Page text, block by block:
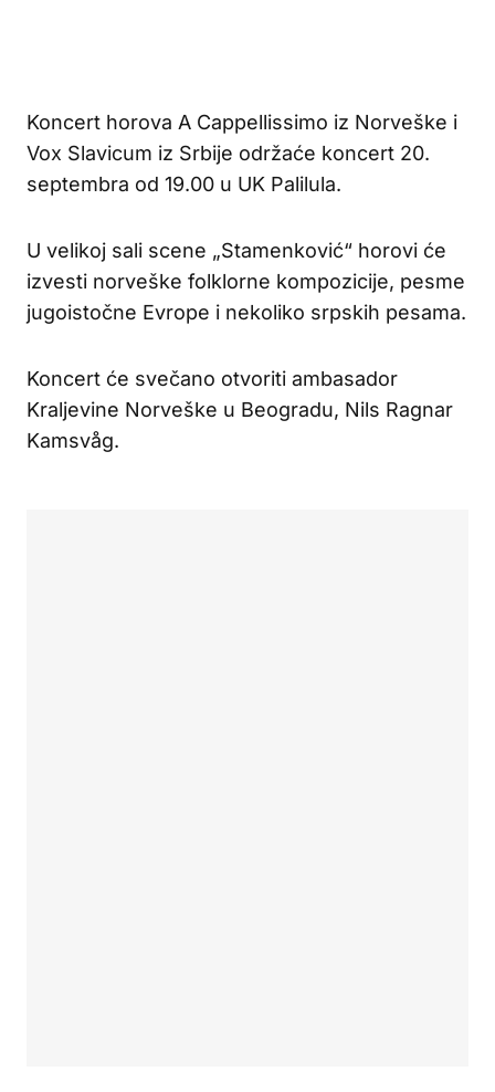
Koncert horova A Cappellissimo iz Norveške i
Vox Slavicum iz Srbije održaće koncert 20.
septembra od 19.00 u UK Palilula.
U velikoj sali scene „Stamenković“ horovi će
izvesti norveške folklorne kompozicije, pesme
jugoistočne Evrope i nekoliko srpskih pesama.
Koncert će svečano otvoriti ambasador
Kraljevine Norveške u Beogradu, Nils Ragnar
Kamsvåg.